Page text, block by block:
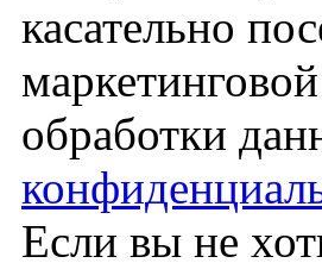
касательно
обработки
Если вы не